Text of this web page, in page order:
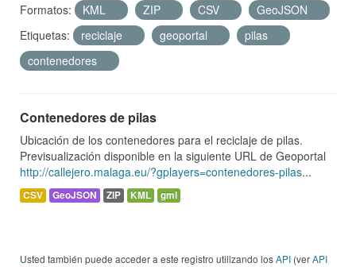
Formatos:
KML ZIP CSV
GeoJSON
Etiquetas:
reciclaje geoportal
pilas
contenedores
Contenedores de pilas
Ubicación de los contenedores para el reciclaje de pilas.
Previsualización disponible en la siguiente URL de Geoportal
http://callejero.malaga.eu/?gplayers=contenedores-pilas...
CSV GeoJSON ZIP KML gml
Usted también puede acceder a este registro utilizando losAPI (verAPI